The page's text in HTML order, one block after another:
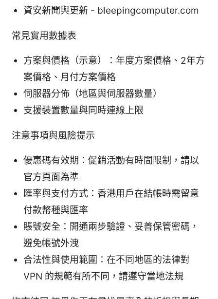
資安新聞與更新 - bleepingcomputer.com
常見實用數據表
方案與價格（示意）：年度方案價格、2年方
案價格、月付方案價格
伺服器分佈（地區與伺服器數量）
支援裝置數量與同時連線上限
注意事項與風險提示
優惠碼有效期：促銷活動有時間限制，請以
官方頁面為準
匯率與支付方式：香港用戶在結帳時需留意
付款幣種與匯率
賬號安全：開通兩步驗證、妥善保管密碼，
避免帳號外洩
合法性與使用範圍：在不同地區的法律對
VPN 的規範有所不同，請遵守當地法規